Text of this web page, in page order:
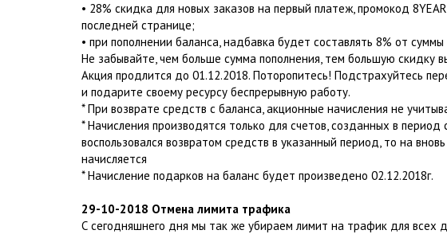
• 28% скидка для новых заказов на первый платеж, промокод
последней странице;
• при пополнении баланса, надбавка будет составлять 8% от суммы
Не забывайте, чем больше сумма пополнения, тем большую скидку
Акция продлится до 01.12.2018. Поторопитесь! Подстрахуйтесь
и подарите своему ресурсу беспрерывную работу.
* При возврате средств с баланса, акционные начисления не
* Начисления производятся только для счетов, созданных в период
воспользовался возвратом средств в указанный период, то на
начисляется
* Начисление подарков на баланс будет произведено 02.12.2018г.
29-10-2018 Отмена лимита трафика
С сегодняшнего дня мы так же убираем лимит на трафик для всех